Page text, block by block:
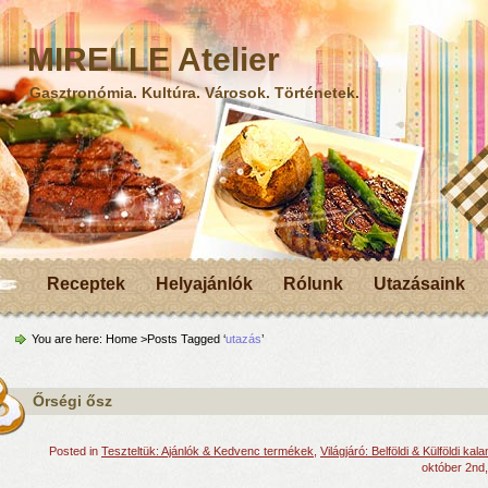
MIRELLE Atelier
Gasztronómia. Kultúra. Városok. Történetek.
Receptek Helyajánlók Rólunk Utazásaink
You are here: Home >Posts Tagged ‘utazás’
Őrségi ősz
Posted in Teszteltük: Ajánlók & Kedvenc termékek Világjáró: Belföldi & Külföldi
október